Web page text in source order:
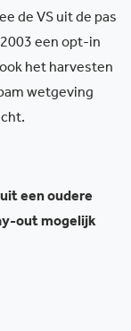
de VS uit de pas
een opt-in
het harvesten
wetgeving
een oudere
out mogelijk